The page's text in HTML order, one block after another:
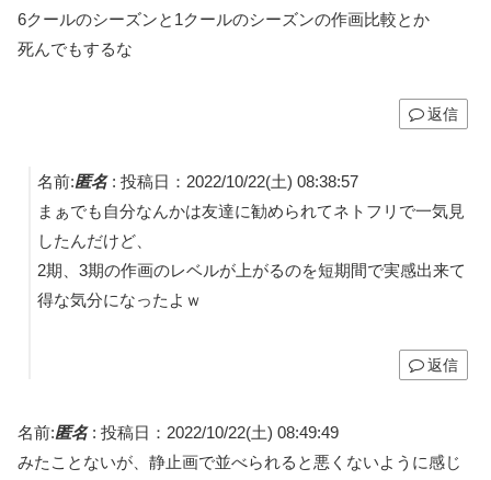
6クールのシーズンと1クールのシーズンの作画比較とか
死んでもするな
返信
名前:匿名: 投稿日：2022/10/22(土) 08:38:57
まぁでも自分なんかは友達に勧められてネトフリで一気見
したんだけど、
2期、3期の作画のレベルが上がるのを短期間で実感出来て
得な気分になったよｗ
返信
名前:匿名: 投稿日：2022/10/22(土) 08:49:49
みたことないが、静止画で並べられると悪くないように感じ